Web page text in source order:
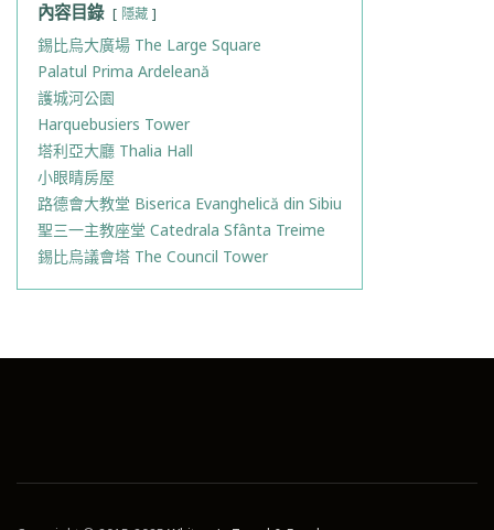
內容目錄 隱藏
錫比烏大廣場 The Large Square
Palatul Prima Ardeleană
護城河公園
Harquebusiers Tower
塔利亞大廳 Thalia Hall
小眼睛房屋
路德會大教堂 Biserica Evanghelică din Sibiu
聖三一主教座堂 Catedrala Sfânta Treime
錫比烏議會塔 The Council Tower